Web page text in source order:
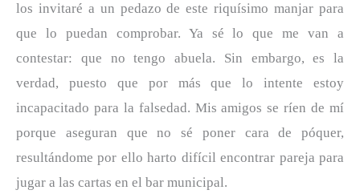
los invitaré a un pedazo de este riquísimo manjar para
que lo puedan comprobar. Ya sé lo que me van a
contestar: que no tengo abuela. Sin embargo, es la
verdad, puesto que por más que lo intente estoy
incapacitado para la falsedad. Mis amigos se ríen de mí
porque aseguran que no sé poner cara de póquer,
resultándome por ello harto difícil encontrar pareja para
jugar a las cartas en el bar municipal.